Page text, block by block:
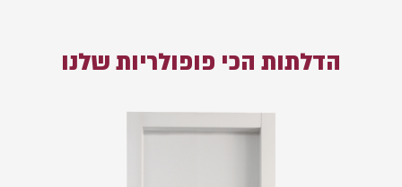
הדלתות הכי פופולריות שלנו